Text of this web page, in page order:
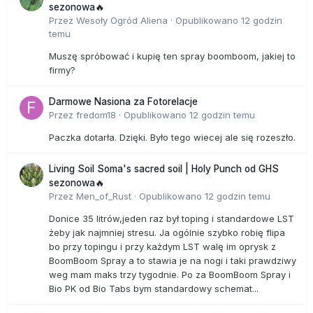
sezonowa🔥
Przez Wesoły Ogród Aliena · Opublikowano 12 godzin
temu
Muszę spróbować i kupię ten spray boomboom, jakiej to
firmy?
Darmowe Nasiona za Fotorelacje
Przez fredom18 · Opublikowano 12 godzin temu
Paczka dotarła. Dzięki. Było tego wiecej ale się rozeszło.
Living Soil Soma's sacred soil | Holy Punch od GHS
sezonowa🔥
Przez Men_of_Rust · Opublikowano 12 godzin temu
Donice 35 litrów,jeden raz był toping i standardowe LST
żeby jak najmniej stresu. Ja ogólnie szybko robię flipa
bo przy topingu i przy każdym LST walę im oprysk z
BoomBoom Spray a to stawia je na nogi i taki prawdziwy
weg mam maks trzy tygodnie. Po za BoomBoom Spray i
Bio PK od Bio Tabs bym standardowy schemat...